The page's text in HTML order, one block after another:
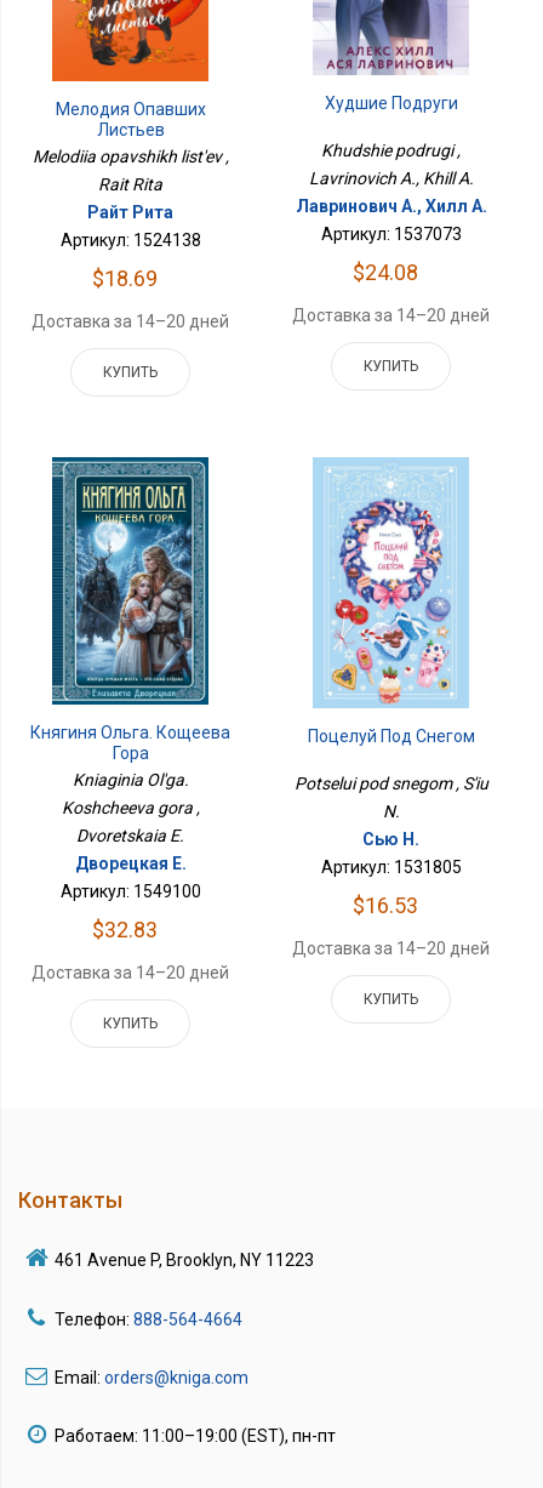
Мелодия Опавших
Листьев
Melodiia opavshikh list'ev ,
Rait Rita
Райт Рита
Артикул: 1524138
$18.69
Доставка за 14–20 дней
КУПИТЬ
Худшие Подруги
Khudshie podrugi ,
Lavrinovich A., Khill A.
Лавринович А., Хилл А.
Артикул: 1537073
$24.08
Доставка за 14–20 дней
КУПИТЬ
Княгиня Ольга. Кощеева
Гора
Kniaginia Ol'ga.
Koshcheeva gora ,
Dvoretskaia E.
Дворецкая Е.
Артикул: 1549100
$32.83
Доставка за 14–20 дней
КУПИТЬ
Поцелуй Под Снегом
Potselui pod snegom , S'iu
N.
Сью Н.
Артикул: 1531805
$16.53
Доставка за 14–20 дней
КУПИТЬ
Контакты
461 Avenue P, Brooklyn, NY 11223
Телефон: 888-564-4664
Email: orders@kniga.com
Работаем: 11:00–19:00 (EST), пн-пт